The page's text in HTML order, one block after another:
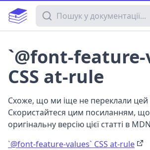
Пошук у документації
`@font-
CSS at-rule
Схоже, що ми іще не переклали цей
Скористайтеся цим посиланням,
оригінальну версію цієї статті в
`@font-feature-values` CSS at-rule